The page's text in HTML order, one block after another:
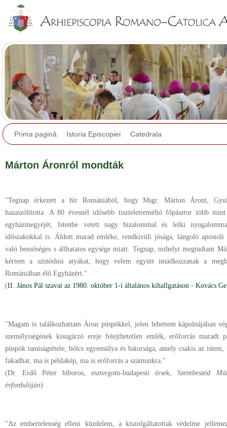
Prima pagină Istoria Episcopiei Catedrala
Márton Áronról mondták
"Tegnap érkezett a hír Romániából, hogy Msgr. Márton Áront,
hazaszólította. A 80 évesnél idősebb tiszteletreméltó főpásztor több
egyházmegyéjét, Istenbe vetett nagy bizalommal és lelki
időszakokkal is. Áldott marad emléke, rendkivüli jósága, lángoló apostoli
való bensőséges s állhatatos egysége miatt. Tegnap, mihelyt megtudtam
kértem a szinódusi atyákat, hogy velem együtt imádkozzanak a
Romániában élő Egyházért."
(II. János Pál szavai az 1980. október 1-i általános kihallgatáson - Kovács
"Magam is találkozhattam Áron püspökkel, jelen lehettem kápolnájában
személyiségének kisugárzó ereje felejthetetlen emlék, erőforrás maradt
püspök tanúságtétele, bölcs egyensúlya és bátorsága, amely csakis az isteni,
fakadhat, ma is példakép, ma is erőforrás a számunkra."
(Dr. Erdő Péter bíboros, esztergom-budapesti érsek,Szentbeszéd
évfordulóján)
"Az embertelenség elleni küzdelem, a kiszolgáltatottak védelme